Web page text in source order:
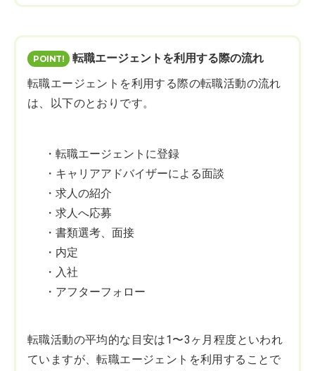
転職エージェントを利用する際の流れ
転職エージェントを利用する際の転職活動の流れ
は、以下のとおりです。
・転職エージェントに登録
・キャリアアドバイザーによる面談
・求人の紹介
・求人へ応募
・書類選考、面接
・内定
・入社
・アフターフォロー
転職活動の平均的な目安は1〜3ヶ月程度といわれ
ていますが、転職エージェントを利用することで